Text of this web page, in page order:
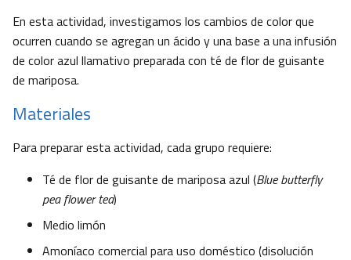
En esta actividad, investigamos los cambios de color que
ocurren cuando se agregan un ácido y una base a una infusión
de color azul llamativo preparada con té de flor de guisante
de mariposa.
Materiales
Para preparar esta actividad, cada grupo requiere:
Té de flor de guisante de mariposa azul (Blue butterfly
pea flower tea)
Medio limón
Amoníaco comercial para uso doméstico (disolución